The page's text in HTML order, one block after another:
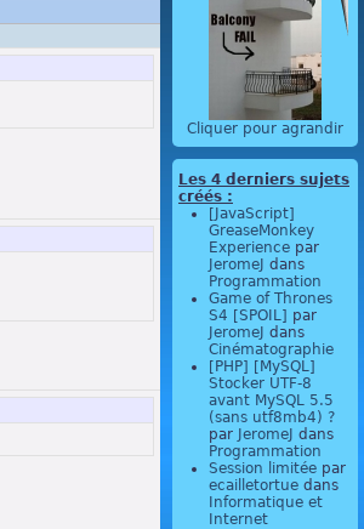
Cliquer pour agrandir
Les 4 derniers sujets
créés :
[JavaScript]
GreaseMonkey
Experience par
JeromeJ dans
Programmation
Game of Thrones
S4 [SPOIL] par
JeromeJ dans
Cinématographie
[PHP] [MySQL]
Stocker UTF-8
avant MySQL 5.5
(sans utf8mb4) ?
par JeromeJ dans
Programmation
Session limitée par
ecailletortue dans
Informatique et
Internet